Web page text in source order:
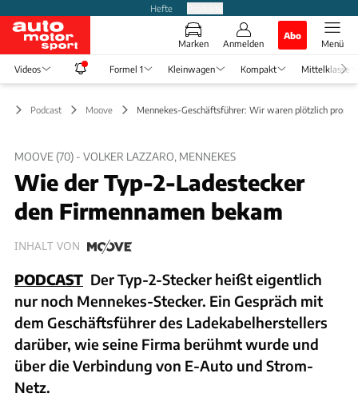
Hefte
Marken Anmelden
Abo
Menü
Videos Formel 1 Kleinwagen Kompakt Mittelklasse
Podcast Moove Mennekes-Geschäftsführer: Wir waren plötzlich
MOOVE (70) - VOLKER LAZZARO, MENNEKES
Wie der Typ-2-Ladestecker
den Firmennamen bekam
INHALT VON
PODCAST Der Typ-2-Stecker heißt eigentlich
nur noch Mennekes-Stecker. Ein Gespräch mit
dem Geschäftsführer des Ladekabelherstellers
darüber, wie seine Firma berühmt wurde und
über die Verbindung von E-Auto und Strom-
Netz.